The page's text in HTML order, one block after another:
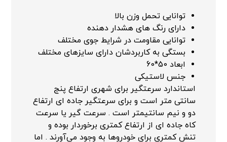
توانایی تحمل وزن بالا
دارای رنگ های هشدار دهنده
توانایی مقاومت در شرایط جوی مختلف
بستگی به کاربردشان دارای سایزهای مختلف
ابعاد 50*60
جنس لاستیکی
استاندارد سرعتگیر برای شهری ارتفاع پنج
سانتی متر است و برای سرعتگیر جاده ای ارتفاع
دو و نیم سانتیمتر است . سرعت گیر یا سرعت
کاه جاده ای از ارتفاع کمتری برخوردار بوده و
تنش کمتری برای خودروها به وجود می‌آورند . اما